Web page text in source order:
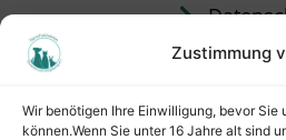
Zustimmung
Wir benötigen Ihre Einwilligung, bevor Sie
können.Wenn Sie unter 16 Jahre alt sind